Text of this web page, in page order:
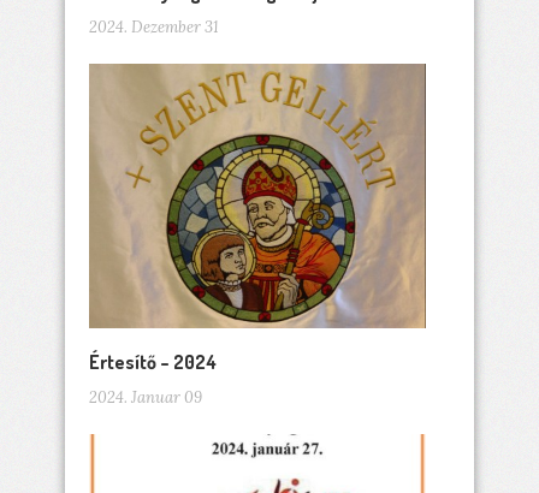
2024. Dezember 31
Értesítő – 2024
2024. Januar 09